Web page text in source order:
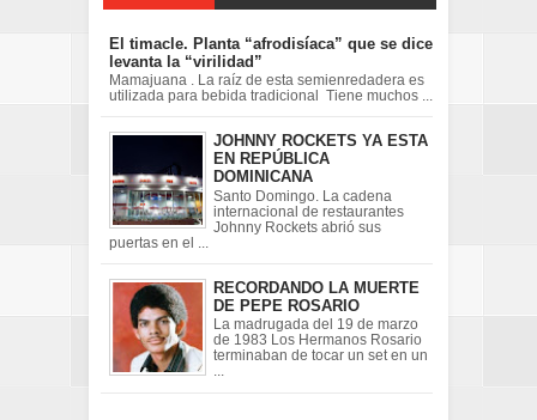
El timacle. Planta “afrodisíaca” que se dice
levanta la “virilidad”
Mamajuana . La raíz de esta semienredadera es
utilizada para bebida tradicional Tiene muchos ...
JOHNNY ROCKETS YA ESTA
EN REPÚBLICA
DOMINICANA
Santo Domingo. La cadena
internacional de restaurantes
Johnny Rockets abrió sus
puertas en el ...
RECORDANDO LA MUERTE
DE PEPE ROSARIO
La madrugada del 19 de marzo
de 1983 Los Hermanos Rosario
terminaban de tocar un set en un
...